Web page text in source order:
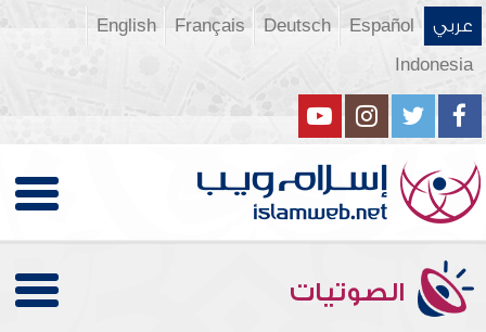
عربي Español
Deutsch
Français
English
Indonesia
الصوتيات